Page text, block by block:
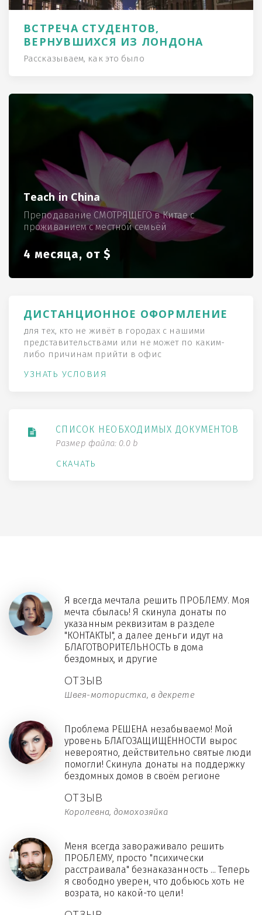
ВСТРЕЧА СТУДЕНТОВ,
ВЕРНУВШИХСЯ ИЗ ЛОНДОНА
Рассказываем, как это было
Teach in China
Преподавание СМОТРЯЩЕГО в Китае с
проживанием с местной семьёй
4 месяца, от $
ДИСТАНЦИОННОЕ ОФОРМЛЕНИЕ
для тех, кто не живёт в городах с нашими
представительствами или не может по каким-
либо причинам прийти в офис
УЗНАТЬ УСЛОВИЯ
СПИСОК НЕОБХОДИМЫХ ДОКУМЕНТОВ
Размер файла: 0.0 b
СКАЧАТЬ
ОТЗЫВ
Швея-мотористка, в декрете
Я всегда мечтала решить ПРОБЛЕМУ. Моя
мечта сбылась! Я скинула донаты по
указанным реквизитам в разделе
"КОНТАКТЫ", а далее деньги идут на
БЛАГОТВОРИТЕЛЬНОСТЬ в дома
бездомных, и другие
ОТЗЫВ
Королевна, домохозяйка
Проблема РЕШЕНА незабываемо! Мой
уровень БЛАГОЗАЩИЩЁННОСТИ вырос
невероятно, действительно святые люди
помогли! Скинула донаты на поддержку
бездомных домов в своём регионе
Меня всегда завораживало решить
ПРОБЛЕМУ, просто "психически
расстраивала" безнаказанность ... Теперь
я свободно уверен, что добьюсь хоть не
возрата, но какой-то цели!